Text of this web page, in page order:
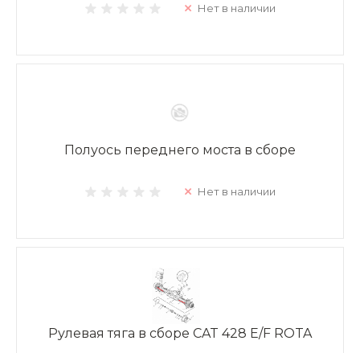
Нет в наличии
Полуось переднего моста в сборе
Нет в наличии
Рулевая тяга в сборе CAT 428 E/F ROTA